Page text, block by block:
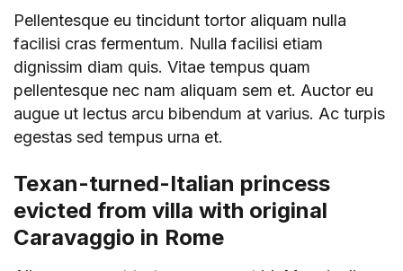
Pellentesque eu tincidunt tortor aliquam nulla
facilisi cras fermentum. Nulla facilisi etiam
dignissim diam quis. Vitae tempus quam
pellentesque nec nam aliquam sem et. Auctor eu
augue ut lectus arcu bibendum at varius. Ac turpis
egestas sed tempus urna et.
Texan-turned-Italian princess
evicted from villa with original
Caravaggio in Rome